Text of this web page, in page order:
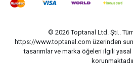
© 2026 Toptanal Ltd. Şti.. Tüm
https://www.toptanal.com üzerinden
tasarımlar ve marka öğeleri ilgili